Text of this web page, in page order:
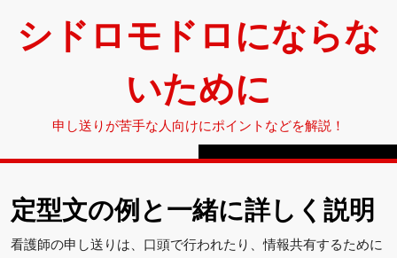
content
シドロモドロにならな
いために
申し送りが苦手な人向けにポイントなどを解説！
定型文の例と一緒に詳しく説明
看護師の申し送りは、口頭で行われたり、情報共有するために